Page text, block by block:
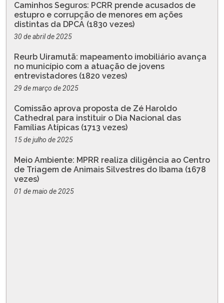
Caminhos Seguros: PCRR prende acusados de
estupro e corrupção de menores em ações
distintas da DPCA (1830 vezes)
30 de abril de 2025
Reurb Uiramutã: mapeamento imobiliário avança
no município com a atuação de jovens
entrevistadores (1820 vezes)
29 de março de 2025
Comissão aprova proposta de Zé Haroldo
Cathedral para instituir o Dia Nacional das
Famílias Atípicas (1713 vezes)
15 de julho de 2025
Meio Ambiente: MPRR realiza diligência ao Centro
de Triagem de Animais Silvestres do Ibama (1678
vezes)
01 de maio de 2025